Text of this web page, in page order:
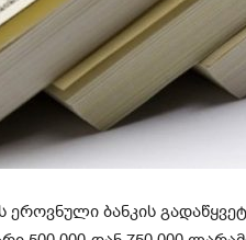
ეროვნული ბანკის